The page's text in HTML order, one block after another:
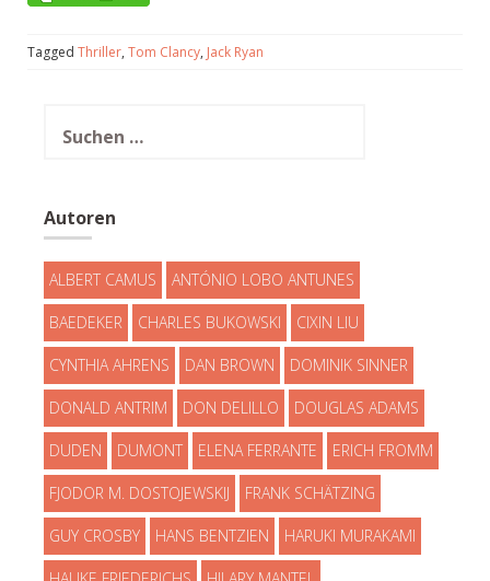
Tagged Thriller, Tom Clancy, Jack Ryan
nach:
Autoren
ALBERT CAMUS ANTÓNIO LOBO ANTUNES
BAEDEKER CHARLES BUKOWSKI CIXIN LIU
CYNTHIA AHRENS DAN BROWN DOMINIK SINNER
DONALD ANTRIM DON DELILLO DOUGLAS ADAMS
DUDEN DUMONT ELENA FERRANTE ERICH FROMM
FJODOR M. DOSTOJEWSKIJ FRANK SCHÄTZING
GUY CROSBY HANS BENTZIEN HARUKI MURAKAMI